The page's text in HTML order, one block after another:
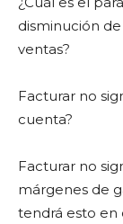
disminución de
ventas?
Facturar no
cuenta?
Facturar no
márgenes de
tendrá esto en